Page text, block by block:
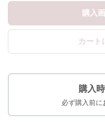
購入
カート
購入
必ず購入前に